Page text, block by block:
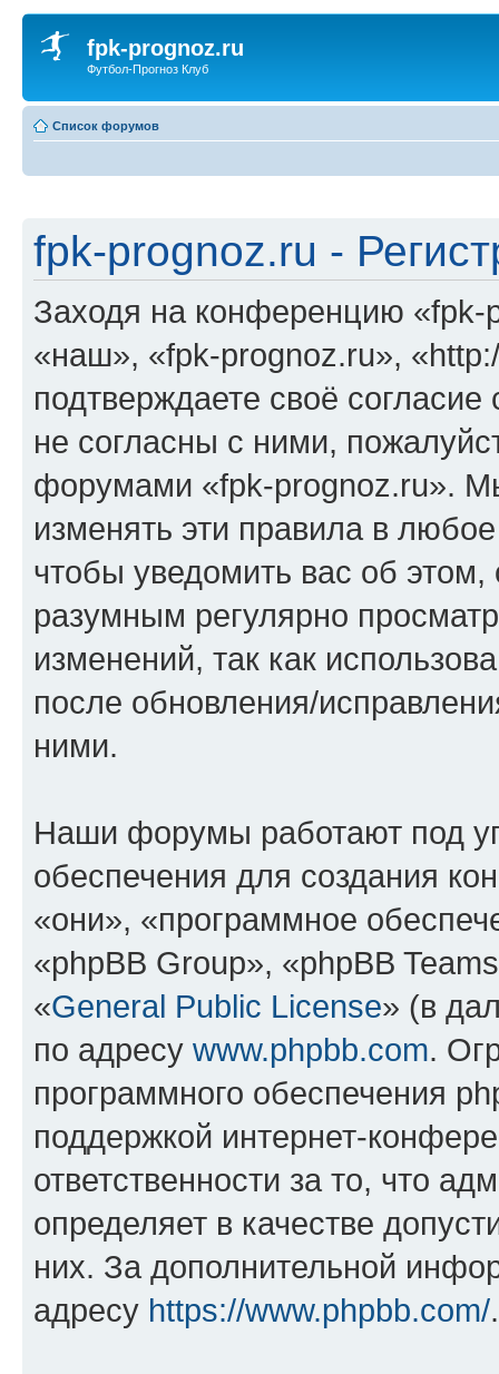
fpk-prognoz.ru
Футбол-Прогноз Клуб
Список форумов
fpk-prognoz.ru -
Заходя на конференцию
«наш», «fpk-prognoz.ru»,
подтверждаете своё
не согласны с ними,
форумами «fpk-prognoz.ru».
изменять эти правила в
чтобы уведомить вас об
разумным регулярно
изменений, так как
после обновления/
ними.
Наши форумы работают под
обеспечения для создания
«они», «программное
«phpBB Group», «phpBB
«General Public License» (в
по адресу www.phpbb.com.
программного обеспечения
поддержкой интернет-
ответственности за то, что
определяет в качестве
них. За дополнительной
адресу https://www.phpbb.com/.